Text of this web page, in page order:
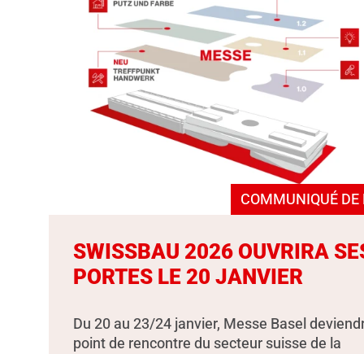
COMMUNIQUÉ DE
SWISSBAU 2026 OUVRIRA
PORTES LE 20 JANVIER
Du 20 au 23/24 janvier, Messe Basel
point de rencontre du secteur suisse de la